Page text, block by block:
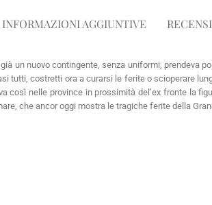
INFORMAZIONI AGGIUNTIVE
un nuovo contingente, senza uniformi,
tutti, costretti ora a curarsi le ferite o scioperare
così nelle province in prossimità del’ex fronte la
che ancor oggi mostra le tragiche ferite della